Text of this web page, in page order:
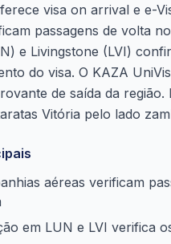
visa on arrival e e-
passagens de volta
e Livingstone (LVI)
do visa. O KAZA
de saída da
Vitória pelo lado
aéreas verificam
em LUN e LVI verifica